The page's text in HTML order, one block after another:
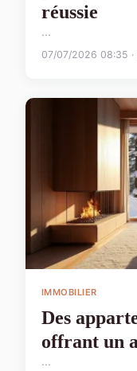
réussie
...
07/07/2026 08:35 ·
IMMOBILIER
Des
offrant un
...